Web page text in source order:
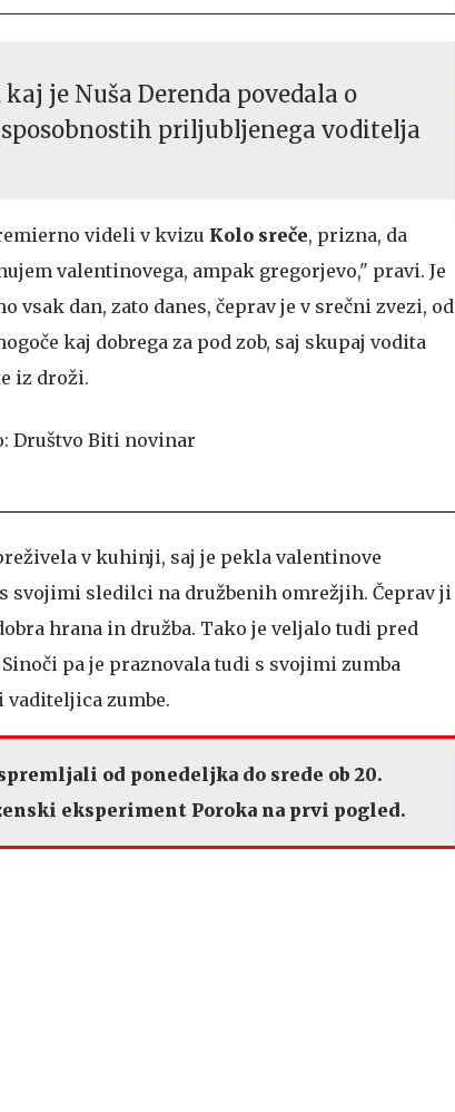
kaj je Nuša Derenda povedala o
priljubljenega voditelja
videli v kvizu Kolo sreče, prizna, da
valentinovega, ampak gregorjevo," pravi. Je
vsak dan, zato danes, čeprav je v srečni zvezi, od
kaj dobrega za pod zob, saj skupaj vodita
iz droži.
v kuhinji, saj je pekla valentinove
svojimi sledilci na družbenih omrežjih. Čeprav ji
hrana in družba. Tako je veljalo tudi pred
pa je praznovala tudi s svojimi zumba
vaditeljica zumbe.
od ponedeljka do srede ob 20.
eksperiment Poroka na prvi pogled.